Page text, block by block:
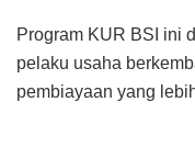
Program KUR BSI ini
pelaku usaha
pembiayaan yang